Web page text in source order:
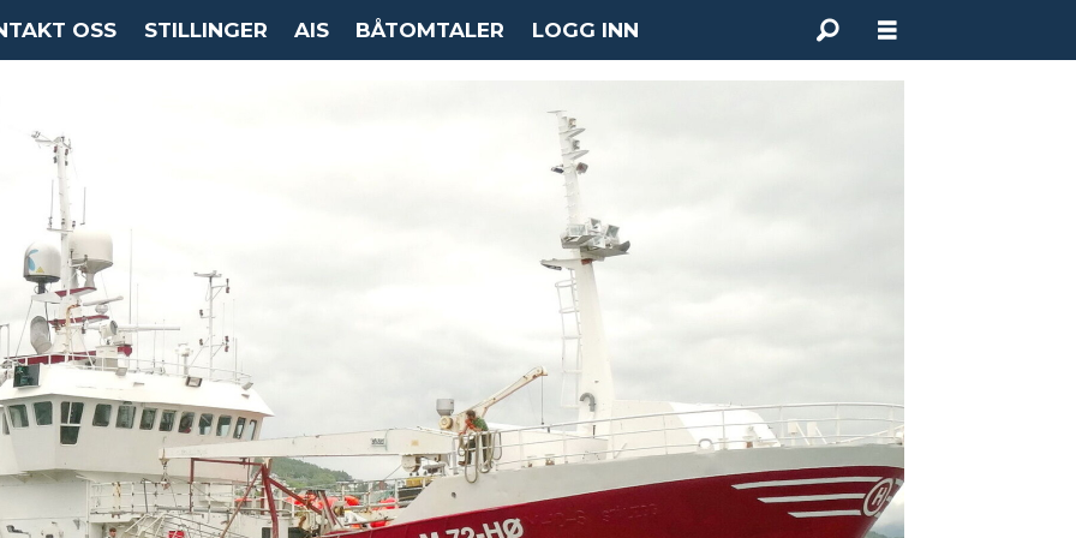
OSS STILLINGER AIS BÅTOMTALER LOGG INN